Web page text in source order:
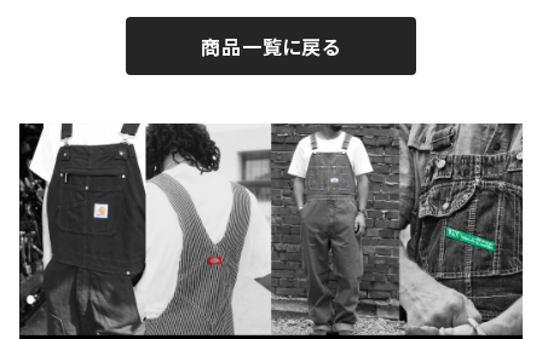
BY ROBERT JAMES
CAMBER
Carhartt
Collonil
エプロン
バイク用品
ケア用品
2026.7.6
2026.6.29
2026.7.30
2026.7.23
2026.6.27
商品一覧に戻る